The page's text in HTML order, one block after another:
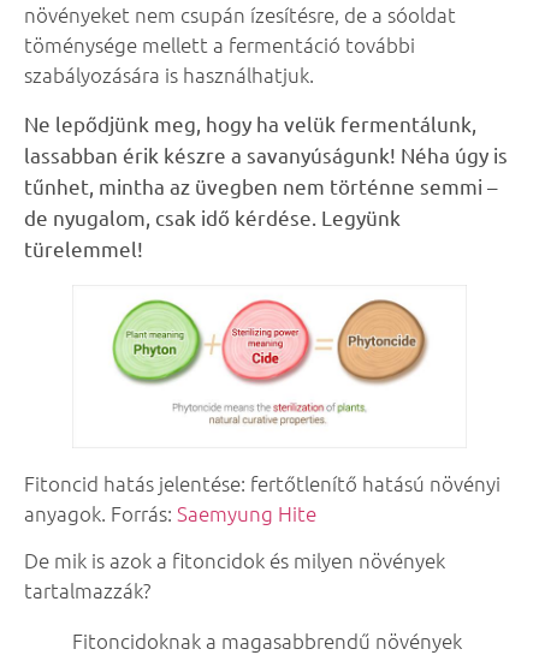
növényeket nem csupán ízesítésre, de a sóoldat
töménysége mellett a fermentáció további
szabályozására is használhatjuk.
Ne lepődjünk meg, hogy ha velük fermentálunk,
lassabban érik készre a savanyúságunk! Néha úgy is
tűnhet, mintha az üvegben nem történne semmi –
de nyugalom, csak idő kérdése. Legyünk
türelemmel!
Fitoncid hatás jelentése: fertőtlenítő hatású növényi
anyagok. Forrás: Saemyung Hite
De mik is azok a fitoncidok és milyen növények
tartalmazzák?
Fitoncidoknak a magasabbrendű növények